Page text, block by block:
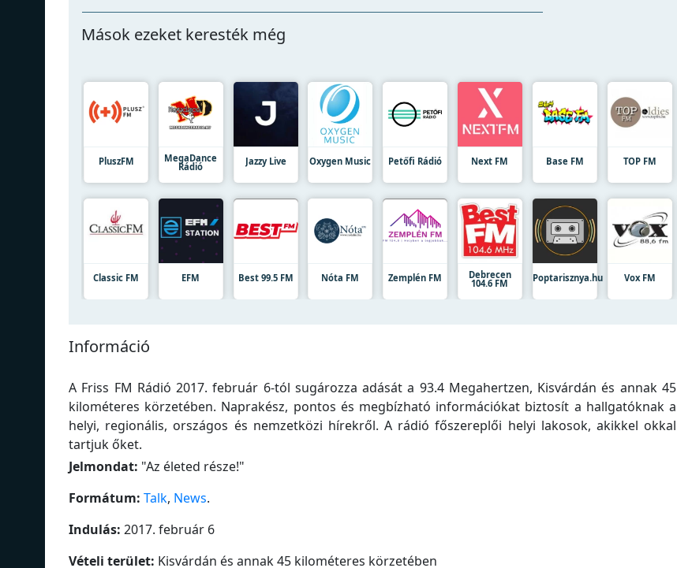
Mások ezeket keresték még
PluszFM MegaDance
Rádió Jazzy Live Oxygen Music Petőfi Rádió Next FM Base FM TOP FM
Classic FM EFM Best 99.5 FM Nóta FM Zemplén FM Debrecen
104.6 FM Poptarisznya.hu Vox FM
Információ
A Friss FM Rádió 2017. február 6-tól sugározza adását a 93.4 Megahertzen, Kisvárdán és annak 45
kilométeres körzetében. Naprakész, pontos és megbízható információkat biztosít a hallgatóknak a
helyi, regionális, országos és nemzetközi hírekről. A rádió főszereplői helyi lakosok, akikkel okkal
tartjuk őket.
Jelmondat: "Az életed része!"
Formátum: Talk, News.
Indulás: 2017. február 6
Vételi terület: Kisvárdán és annak 45 kilométeres körzetében